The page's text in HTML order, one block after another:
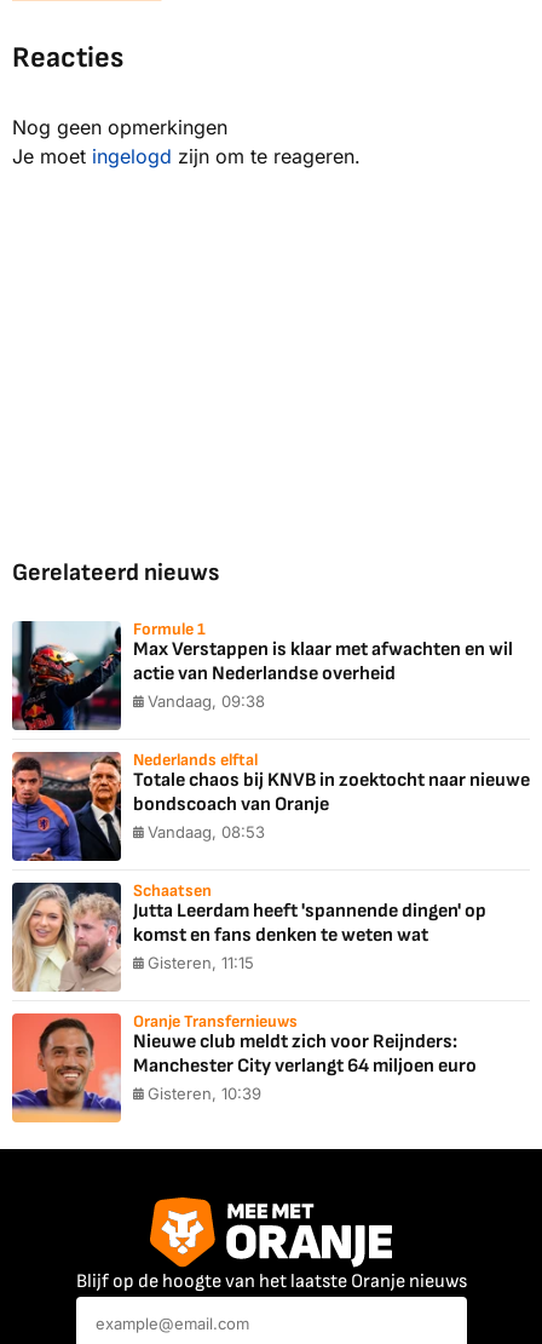
Reacties
Nog geen opmerkingen
Je moet ingelogd zijn om te reageren.
Gerelateerd nieuws
Formule 1
Max Verstappen is klaar met afwachten en wil
actie van Nederlandse overheid
Vandaag, 09:38
Nederlands elftal
Totale chaos bij KNVB in zoektocht naar nieuwe
bondscoach van Oranje
Vandaag, 08:53
Schaatsen
Jutta Leerdam heeft 'spannende dingen' op
komst en fans denken te weten wat
Gisteren, 11:15
Oranje Transfernieuws
Nieuwe club meldt zich voor Reijnders:
Manchester City verlangt 64 miljoen euro
Gisteren, 10:39
Blijf op de hoogte van het laatste Oranje nieuws